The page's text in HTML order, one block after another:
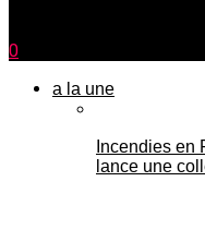
0
a la une
Incendies en
lance une